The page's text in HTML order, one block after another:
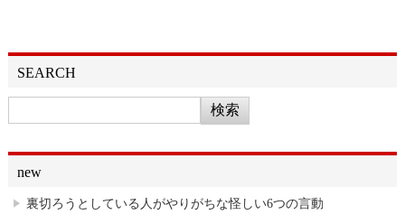
SEARCH
new
裏切ろうとしている人がやりがちな怪しい6つの言動